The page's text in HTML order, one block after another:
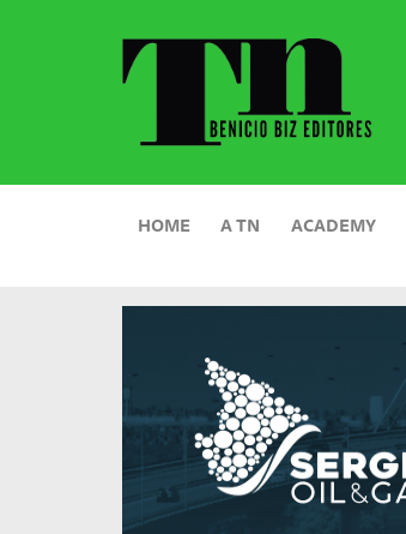
HOME A TN ACADEMY